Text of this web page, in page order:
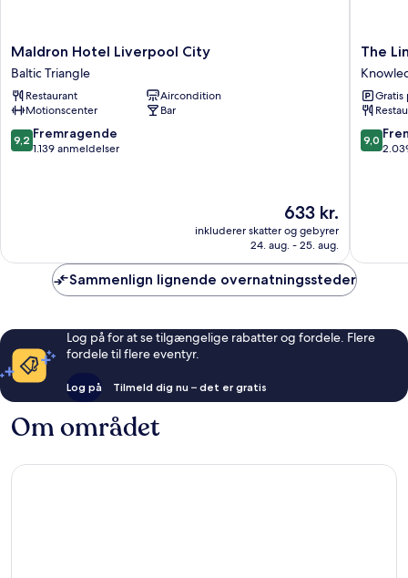
Maldron
Hotel
Liverpool
City
Baltic
Triangle
Maldron Hotel Liverpool City
Baltic Triangle
Restaurant
Aircondition
Motionscenter
Bar
9.2
ud
9,2 Fremragende
1.139 anmeldelser
Prisen
er
633 kr.
633 kr.
inkluderer skatter og gebyrer
24. aug. - 25. aug.
The
Liner
Hotel
Quarter
The
Gratis
9.0
ud
9,0
Sammenlign lignende overnatningssteder
Log på for at se tilgængelige rabatter og fordele. Flere
fordele til flere eventyr.
Log på Tilmeld dig nu – det er gratis
Om området